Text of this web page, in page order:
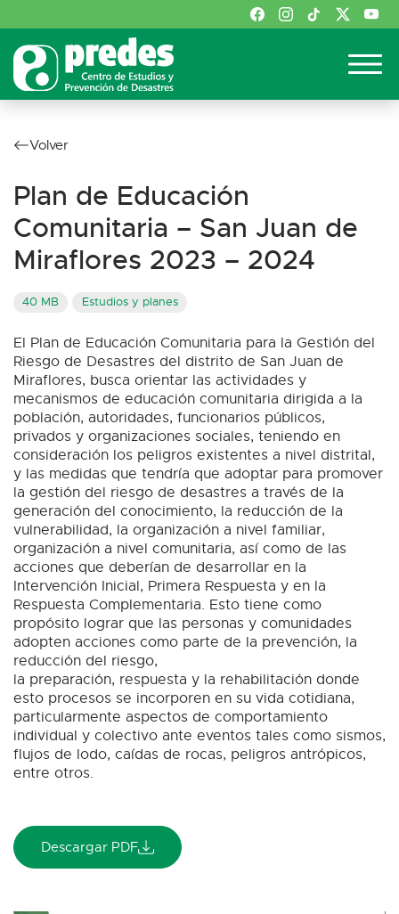
Volver
Plan de Educación
Comunitaria – San Juan de
Miraflores 2023 – 2024
40 MB Estudios y planes
El Plan de Educación Comunitaria para la Gestión del
Riesgo de Desastres del distrito de San Juan de
Miraflores, busca orientar las actividades y
mecanismos de educación comunitaria dirigida a la
población, autoridades, funcionarios públicos,
privados y organizaciones sociales, teniendo en
consideración los peligros existentes a nivel distrital,
y las medidas que tendría que adoptar para promover
la gestión del riesgo de desastres a través de la
generación del conocimiento, la reducción de la
vulnerabilidad, la organización a nivel familiar,
organización a nivel comunitaria, así como de las
acciones que deberían de desarrollar en la
Intervención Inicial, Primera Respuesta y en la
Respuesta Complementaria. Esto tiene como
propósito lograr que las personas y comunidades
adopten acciones como parte de la prevención, la
reducción del riesgo,
la preparación, respuesta y la rehabilitación donde
esto procesos se incorporen en su vida cotidiana,
particularmente aspectos de comportamiento
individual y colectivo ante eventos tales como sismos,
flujos de lodo, caídas de rocas, peligros antrópicos,
entre otros.
Descargar PDF